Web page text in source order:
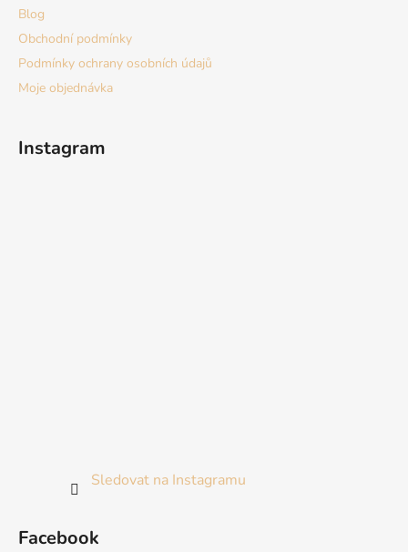
Blog
Obchodní podmínky
Podmínky ochrany osobních údajů
Moje objednávka
Instagram
Sledovat na Instagramu
Facebook